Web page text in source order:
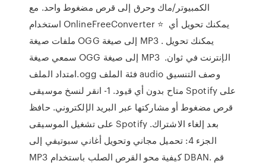
الكمبيوتر/ماك وحرق إلى قرص مضغوط واحد. مع
استخدام OnlineFreeConverter ⭐ ️ يمكنك تحويل أي
ملفات صيغة OGG إلى صيغة MP3 . يمكنك تحويل
سمعي صيغة OGG إلى صيغة MP3 الإنترنت في ثوان. ️
امتداد الملف.ogg فئة الملف audio وصف التنسيق
متاح بدون أي قيود. 1- انقر لنسخ موسيقى Spotify على
قرص مضغوط أو مشاركتها عبر البريد الإلكتروني. حافظ
على تشغيل الموسيقى Spotify بعد إلغاء الاشتراك.
الجزء 4: تحميل مجاني وتحويل أغاني سبوتيفي إلى
MP3 كيفية محو القرص الصلب باستخدام DBAN. قم